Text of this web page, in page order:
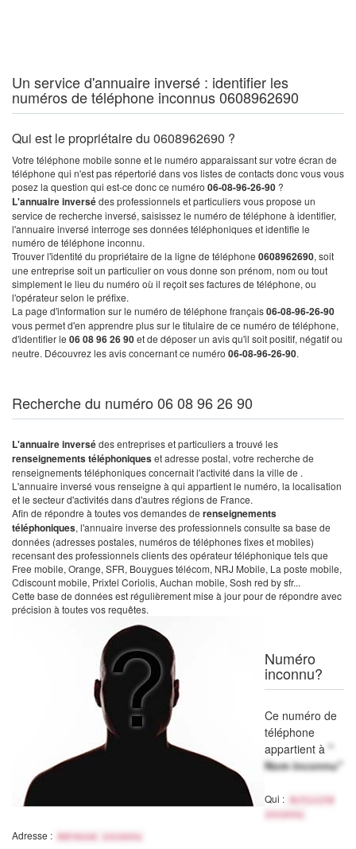
Un service d'annuaire inversé : identifier les
numéros de téléphone inconnus 0608962690
Qui est le propriétaire du 0608962690 ?
Votre téléphone mobile sonne et le numéro apparaissant sur votre écran de
téléphone qui n'est pas répertorié dans vos listes de contacts donc vous vous
posez la question qui est-ce donc ce numéro 06-08-96-26-90 ?
L'annuaire inversédes professionnels et particuliers vous propose un
service de recherche inversé, saisissez le numéro de téléphone à identifier,
l'annuaire inversé interroge ses données téléphoniques et identifie le
numéro de téléphone inconnu.
Trouver l'identité du propriétaire de la ligne de téléphone 0608962690, soit
une entreprise soit un particulier on vous donne son prénom, nom ou tout
simplement le lieu du numéro où il reçoit ses factures de téléphone, ou
l'opérateur selon le préfixe.
La page d'information sur le numéro de téléphone français06-08-96-26-90
vous permet d'en apprendre plus sur le titulaire de ce numéro de téléphone,
d'identifier le 06 08 96 26 90et de déposer un avis qu'il soit positif, négatif ou
neutre. Découvrez les avis concernant ce numéro 06-08-96-26-90.
Recherche du numéro 06 08 96 26 90
L'annuaire inversédes entreprises et particuliers a trouvé les
renseignements téléphoniqueset adresse postal, votre recherche de
renseignements téléphoniques concernait l'activité dans la ville de .
L'annuaire inversé vous renseigne à qui appartient le numéro, la localisation
et le secteur d'activités dans d'autres régions de France.
Afin de répondre à toutes vos demandes de renseignements
téléphoniques, l'annuaire inverse des professionnels consulte sa base de
données (adresses postales, numéros de téléphones fixes et mobiles)
recensant des professionnels clients des opérateur téléphonique tels que
Free mobile, Orange, SFR, Bouygues télécom, NRJ Mobile, La poste mobile,
Cdiscount mobile, Prixtel Coriolis, Auchan mobile, Sosh red by sfr...
Cette base de données est régulièrement mise à jour pour de répondre avec
précision à toutes vos requêtes.
Numéro
inconnu?
Ce numéro de
téléphone
appartient à "
Nom inconnu"
Qui :
Activité
inconnu
Adresse : Adresse inconnu